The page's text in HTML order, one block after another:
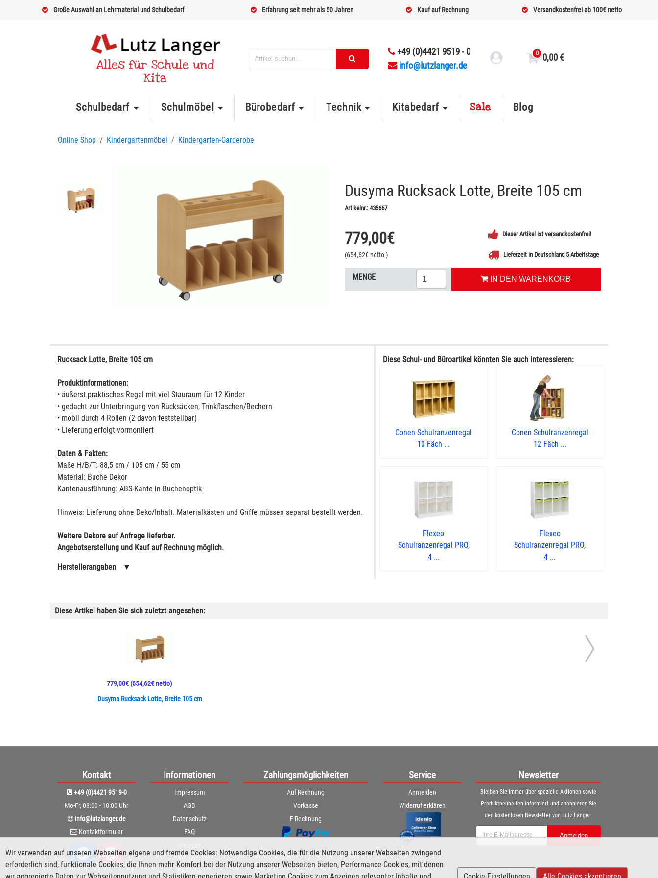
Wir verwenden auf unseren Webseiten eigene und fremde Cookies: Notwendige Cookies, die für die Nutzung unserer Webseiten zwingend
erforderlich sind, funktionale Cookies, die Ihnen mehr Komfort bei der Nutzung unserer Webseiten bieten, Performance Cookies, mit denen
Große Auswahl an Lehrmaterial und Schulbedarf Erfahrung seit mehr als 50 Jahren Kauf auf Rechnung Versandkostenfrei ab 100€ netto
Alles für Schule und
Kita
+49 (0)4421 9519 - 0
info@lutzlanger.de
0 0,00 €
Schulbedarf Schulmöbel Bürobedarf Technik Kitabedarf Sale Blog
Online Shop Kindergartenmöbel Kindergarten-Garderobe
Dusyma Rucksack Lotte, Breite 105 cm
Artikelnr.: 435667
779,00€
(654,62€ netto)
Dieser Artikel ist versandkostenfrei!
Lieferzeit in Deutschland 5 Arbeitstage
MENGE IN DEN WARENKORB
Rucksack Lotte, Breite 105 cm
Produktinformationen:
• äußerst praktisches Regal mit viel Stauraum für 12 Kinder
• gedacht zur Unterbringung von Rücksäcken, Trinkflaschen/Bechern
• mobil durch 4 Rollen (2 davon feststellbar)
• Lieferung erfolgt vormontiert
Daten & Fakten:
Maße H/B/T: 88,5 cm / 105 cm / 55 cm
Material: Buche Dekor
Kantenausführung: ABS-Kante in Buchenoptik
Hinweis: Lieferung ohne Deko/Inhalt. Materialkästen und Griffe müssen separat bestellt werden.
Weitere Dekore auf Anfrage lieferbar.
Angebotserstellung und Kauf auf Rechnung möglich.
Herstellerangaben ▼
Diese Schul- und Büroartikel könnten Sie auch interessieren:
Conen Schulranzenregal
10 Fäch ...
Conen Schulranzenregal
12 Fäch ...
Flexeo
Schulranzenregal PRO,
4 ...
Flexeo
Schulranzenregal PRO,
4 ...
Diese Artikel haben Sie sich zuletzt angesehen:
Dusyma Rucksack Lotte, Breite 105 cm
779,00€(654,62€ netto)
Kontakt
+49 (0)4421 9519-0
Mo-Fr, 08:00 - 18:00 Uhr
info@lutzlanger.de
Kontaktformular
Informationen
Impressum
AGB
Datenschutz
FAQ
Versand
Über uns
Zahlungsmöglichkeiten
Auf Rechnung
Vorkasse
E-Rechnung
Service
Anmelden
Widerruf erklären
Newsletter
Bleiben Sie immer über spezielle Aktionen sowie
Produktneuheiten informiert und abonnieren Sie
den kostenlosen Newsletter von Lutz Langer!
Anmelden